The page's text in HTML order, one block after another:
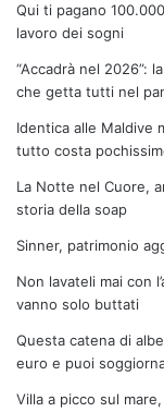
Qui ti pagano
lavoro dei sogni
“Accadrà nel 2026”:
che getta tutti nel
Identica alle Maldive
tutto costa
La Notte nel Cuore,
storia della soap
Sinner, patrimonio
Non lavateli mai con
vanno solo buttati
Questa catena di
euro e puoi
Villa a picco sul